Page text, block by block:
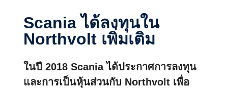
Scania ได้ลงทุนใน
Northvolt เพิ่มเติม
ในปี 2018 Scania ได้ประกาศการลงทุน
และการเป็นหุ้นส่วนกับ Northvolt เพื่อ